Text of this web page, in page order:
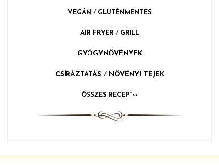
VEGÁN / GLUTÉNMENTES
AIR FRYER / GRILL
GYÓGYNÖVÉNYEK
CSÍRÁZTATÁS / NÖVÉNYI TEJEK
ÖSSZES RECEPT››